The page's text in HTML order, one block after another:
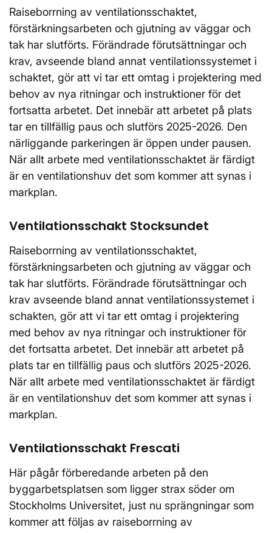
Raiseborrning av ventilationsschaktet,
förstärkningsarbeten och gjutning av väggar och
tak har slutförts. Förändrade förutsättningar och
krav, avseende bland annat ventilationssystemet i
schaktet, gör att vi tar ett omtag i projektering med
behov av nya ritningar och instruktioner för det
fortsatta arbetet. Det innebär att arbetet på plats
tar en tillfällig paus och slutförs 2025-2026. Den
närliggande parkeringen är öppen under pausen.
När allt arbete med ventilationsschaktet är färdigt
är en ventilationshuv det som kommer att synas i
markplan.
Ventilationsschakt Stocksundet
Raiseborrning av ventilationsschaktet,
förstärkningsarbeten och gjutning av väggar och
tak har slutförts. Förändrade förutsättningar och
krav avseende bland annat ventilationssystemet i
schakten, gör att vi tar ett omtag i projektering
med behov av nya ritningar och instruktioner för
det fortsatta arbetet. Det innebär att arbetet på
plats tar en tillfällig paus och slutförs 2025-2026.
När allt arbete med ventilationsschaktet är färdigt
är en ventilationshuv det som kommer att synas i
markplan.
Ventilationsschakt Frescati
Här pågår förberedande arbeten på den
byggarbetsplatsen som ligger strax söder om
Stockholms Universitet, just nu sprängningar som
kommer att följas av raiseborrning av